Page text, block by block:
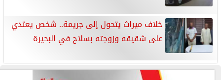
خلاف ميراث يتحول إلى جريمة.. شخص يعتدي
على شقيقه وزوجته بسلاح في البحيرة